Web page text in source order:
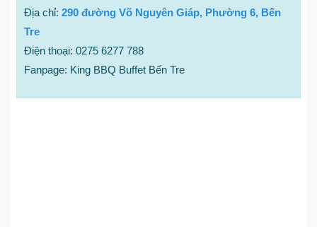
Địa chỉ: 290 đường Võ Nguyên Giáp, Phường 6, Bến
Tre
Điện thoại: 0275 6277 788
Fanpage: King BBQ Buffet Bến Tre